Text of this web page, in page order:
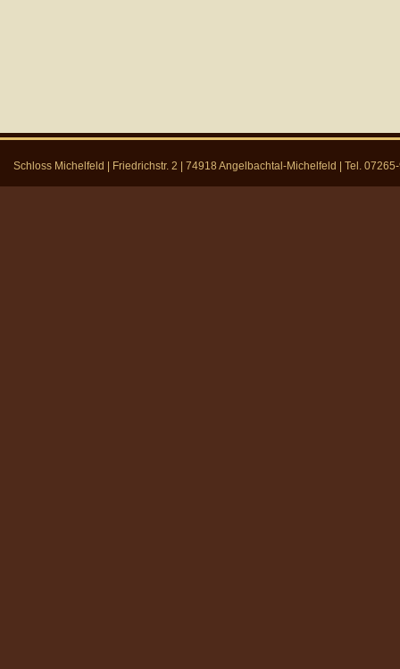
Schloss Michelfeld | Friedrichstr. 2 | 74918 Angelbachtal-Michelfeld | Tel.